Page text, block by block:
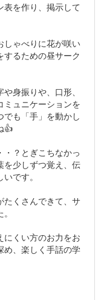
表を作り、掲示して
しゃべりに花が咲い
るための昼サーク
身振りや、口形、
ミュニケーションを
も「手」を動かし
👍
？とぎこちなかっ
を少しずつ覚え、伝
です。
たくさんできて、サ
にくい方のお力をお
め、楽しく手話の学